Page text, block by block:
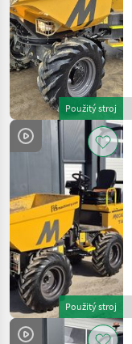
Použitý stroj
Použitý stroj